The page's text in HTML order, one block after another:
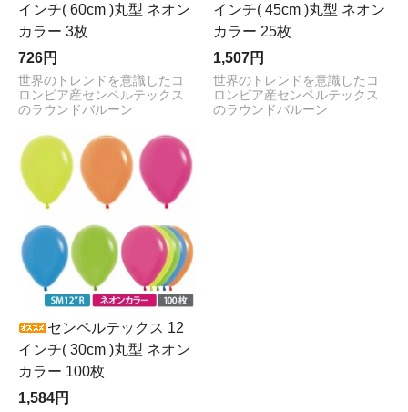
インチ( 60cm )丸型 ネオン
カラー 3枚
726円
世界のトレンドを意識したコ
ロンビア産センペルテックス
のラウンドバルーン
インチ( 45cm )丸型 ネオン
カラー 25枚
1,507円
世界のトレンドを意識したコ
ロンビア産センペルテックス
のラウンドバルーン
センペルテックス 12
インチ( 30cm )丸型 ネオン
カラー 100枚
1,584円